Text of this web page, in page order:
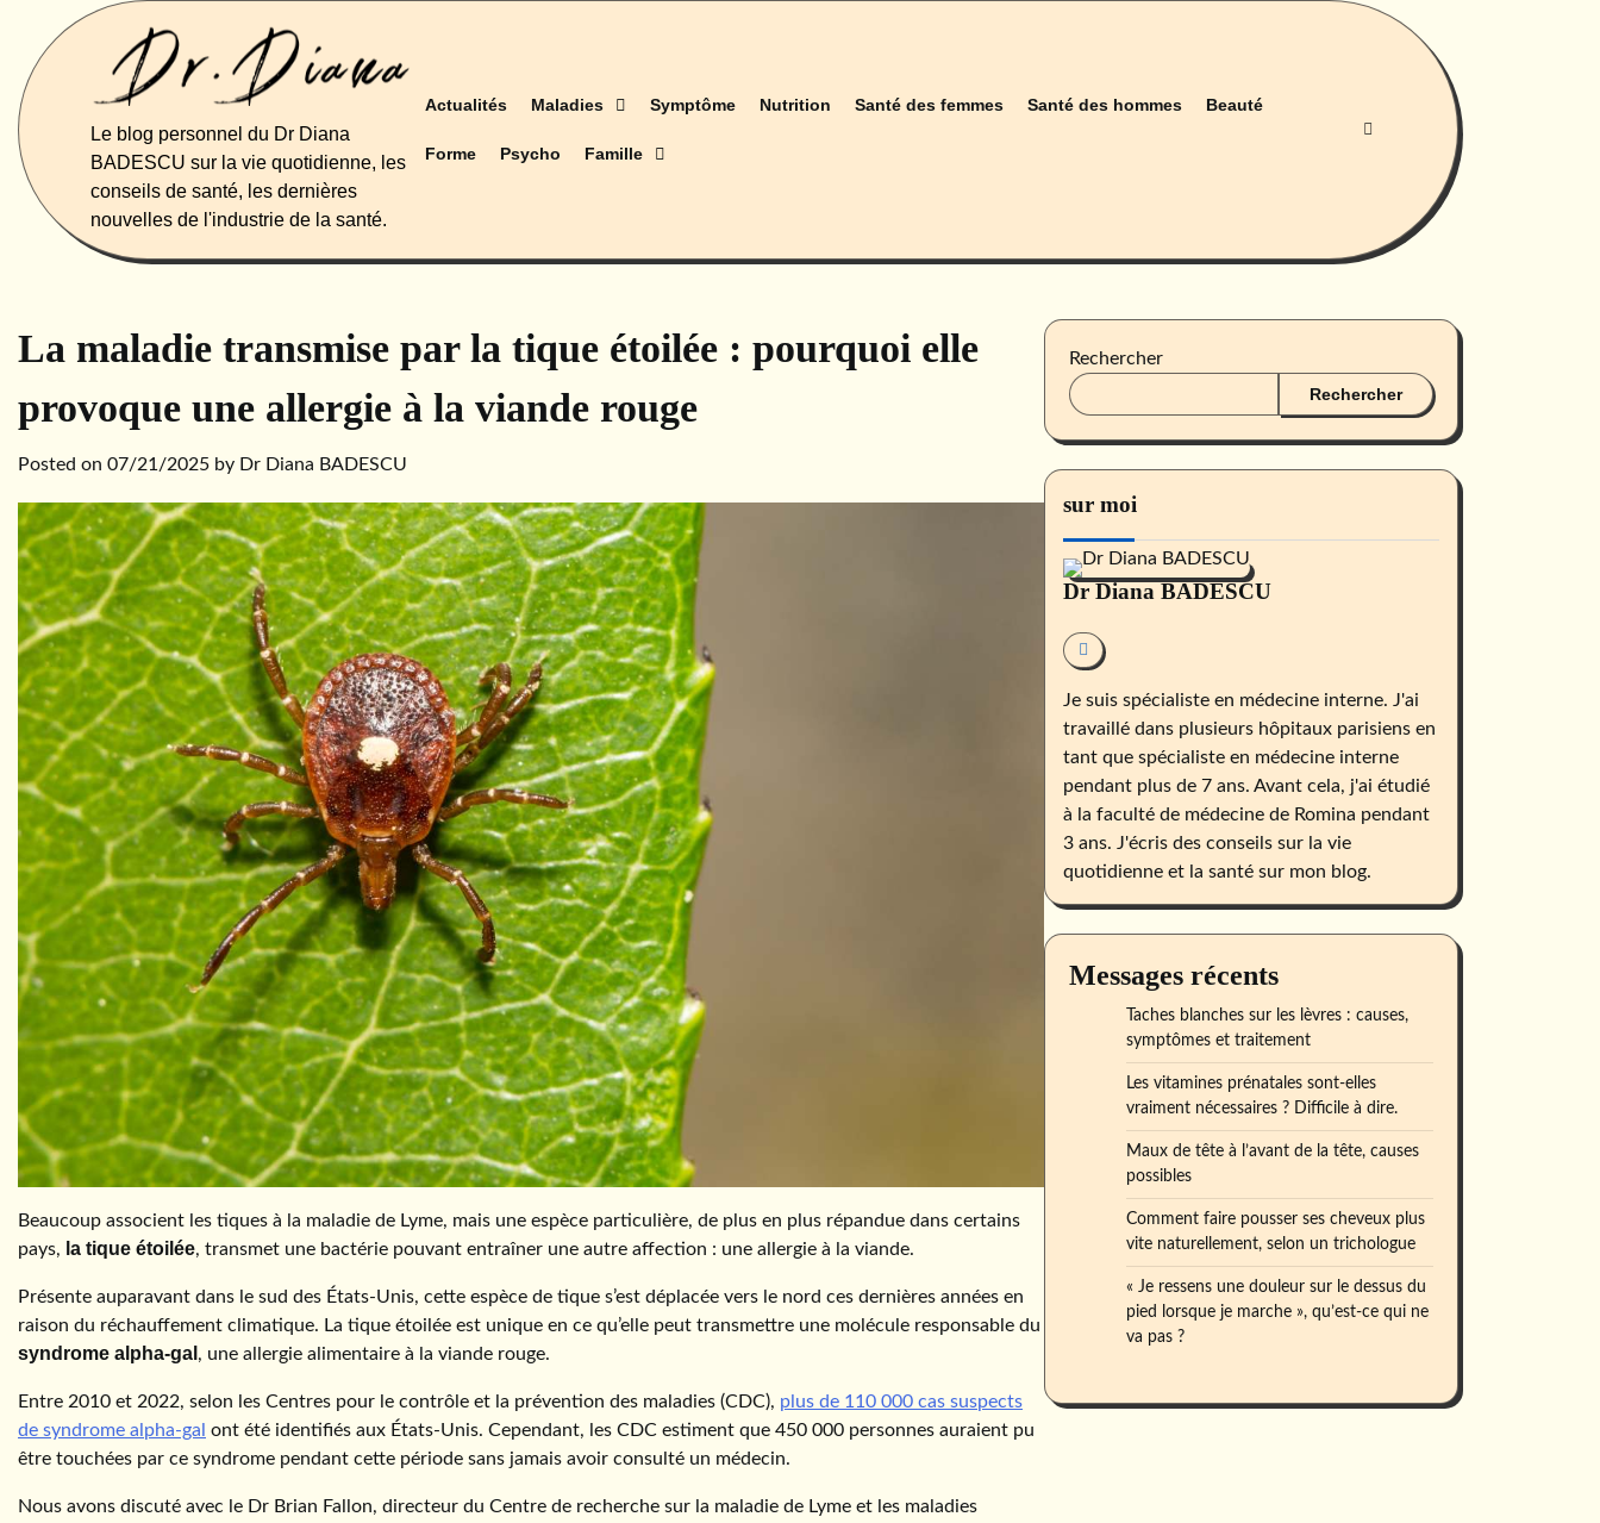
content
Le blog personnel du Dr Diana
BADESCU sur la vie quotidienne, les
conseils de santé, les dernières
nouvelles de l'industrie de la santé.
Actualités Maladies Symptôme Nutrition Santé des femmes Santé des hommes Beauté
Forme Psycho Famille
La maladie transmise par la tique étoilée : pourquoi elle
provoque une allergie à la viande rouge
Posted on 07/21/2025 by Dr Diana BADESCU
Beaucoup associent les tiques à la maladie de Lyme, mais une espèce particulière, de plus en plus répandue dans certains
pays, la tique étoilée, transmet une bactérie pouvant entraîner une autre affection : une allergie à la viande.
Présente auparavant dans le sud des États-Unis, cette espèce de tique s’est déplacée vers le nord ces dernières années en
raison du réchauffement climatique. La tique étoilée est unique en ce qu’elle peut transmettre une molécule responsable du
syndrome alpha-gal , une allergie alimentaire à la viande rouge.
Entre 2010 et 2022, selon les Centres pour le contrôle et la prévention des maladies (CDC), plus de 110 000 cas suspects
de syndrome alpha-gal ont été identifiés aux États-Unis. Cependant, les CDC estiment que 450 000 personnes auraient pu
être touchées par ce syndrome pendant cette période sans jamais avoir consulté un médecin.
Nous avons discuté avec le Dr Brian Fallon, directeur du Centre de recherche sur la maladie de Lyme et les maladies
Rechercher
Rechercher
sur moi
Dr Diana BADESCU
Je suis spécialiste en médecine interne. J'ai
travaillé dans plusieurs hôpitaux parisiens en
tant que spécialiste en médecine interne
pendant plus de 7 ans. Avant cela, j'ai étudié
à la faculté de médecine de Romina pendant
3 ans. J'écris des conseils sur la vie
quotidienne et la santé sur mon blog.
Messages récents
Taches blanches sur les lèvres : causes,
symptômes et traitement
Les vitamines prénatales sont-elles
vraiment nécessaires ? Difficile à dire.
Maux de tête à l’avant de la tête, causes
possibles
Comment faire pousser ses cheveux plus
vite naturellement, selon un trichologue
« Je ressens une douleur sur le dessus du
pied lorsque je marche », qu’est-ce qui ne
va pas ?